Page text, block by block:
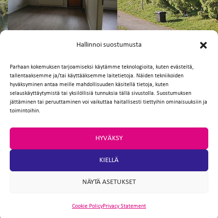
Hallinnoi suostumusta
Parhaan kokemuksen tarjoamiseksi käytämme teknologioita, kuten evästeitä,
tallentaaksemme ja/tai käyttääksemme laitetietoja. Näiden tekniikoiden
hyväksyminen antaa meille mahdollisuuden käsitellä tietoja, kuten
selauskäyttäytymistä tai yksilöllisiä tunnuksia tällä sivustolla. Suostumuksen
jättäminen tai peruuttaminen voi vaikuttaa haitallisesti tiettyihin ominaisuuksiin ja
toimintoihin.
HYVÄKSY
KIELLÄ
NÄYTÄ ASETUKSET
Cookie PolicyPrivacy Statement
Facebook
TwitterEmailWhatsApp